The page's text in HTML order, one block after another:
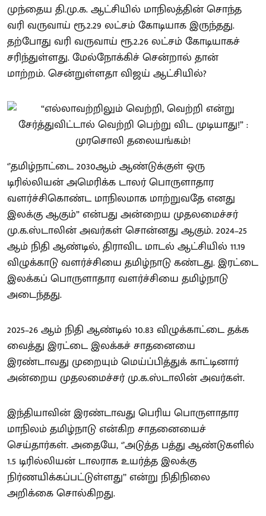
முந்தைய தி.மு.க. ஆட்சியில் மாநிலத்தின் சொந்த
வரி வருவாய் ரூ.2.29 லட்சம் கோடியாக இருந்தது.
தற்போது வரி வருவாய் ரூ.2.26 லட்சம் கோடியாகச்
சரிந்துள்ளது. மேல்நோக்கிச் சென்றால் தான்
மாற்றம். சென்றுள்ளதா விஜய் ஆட்சியில்?
‘’தமிழ்நாட்டை 2030ஆம் ஆண்டுக்குள் ஒரு
டிரில்லியன் அமெரிக்க டாலர் பொருளாதார
வளர்ச்சிகொண்ட மாநிலமாக மாற்றுவதே எனது
இலக்கு ஆகும்” என்பது அன்றைய முதலமைச்சர்
மு.க.ஸ்டாலின் அவர்கள் சொன்னது ஆகும். 2024–25
ஆம் நிதி ஆண்டில், திராவிட மாடல் ஆட்சியில் 11.19
விழுக்காடு வளர்ச்சியை தமிழ்நாடு கண்டது. இரட்டை
இலக்கப் பொருளாதார வளர்ச்சியை தமிழ்நாடு
அடைந்தது.
2025–26 ஆம் நிதி ஆண்டில் 10.83 விழுக்காட்டை தக்க
வைத்து இரட்டை இலக்கச் சாதனையை
இரண்டாவது முறையும் மெய்ப்பித்துக் காட்டினார்
அன்றைய முதலமைச்சர் மு.க.ஸ்டாலின் அவர்கள்.
இந்தியாவின் இரண்டாவது பெரிய பொருளாதார
மாநிலம் தமிழ்நாடு என்கிற சாதனையைச்
செய்தார்கள். அதையே, ‘’அடுத்த பத்து ஆண்டுகளில்
1.5 டிரில்லியன் டாலராக உயர்த்த இலக்கு
நிர்ணயிக்கப்பட்டுள்ளது’’ என்று நிதிநிலை
அறிக்கை சொல்கிறது.